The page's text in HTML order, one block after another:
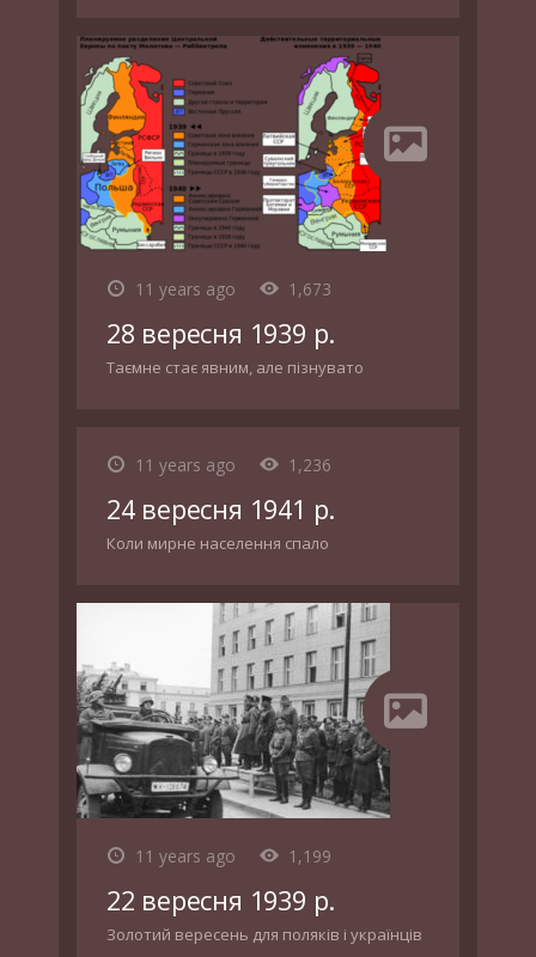
11 years ago 1,673
28 вересня 1939 р.
Таємне стає явним, але пізнувато
11 years ago 1,236
24 вересня 1941 р.
Коли мирне населення спало
11 years ago 1,199
22 вересня 1939 р.
Золотий вересень для поляків і українців